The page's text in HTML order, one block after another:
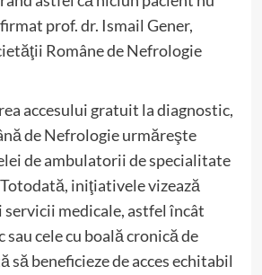
prof. dr. Ismail Gener,
Române de Nefrologie
accesului gratuit la diagnostic,
de Nefrologie urmăreşte
de ambulatorii de specialitate
iniţiativele vizează
servicii medicale, astfel încât
sau cele cu boală cronică de
să beneficieze de acces echitabil